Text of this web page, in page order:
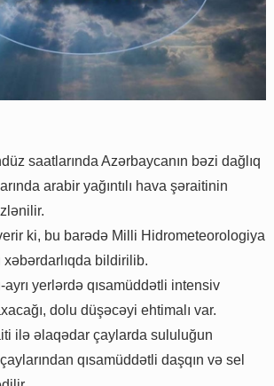
saatlarında Azərbaycanın bəzi dağlıq
arabir yağıntılı hava şəraitinin
ki, bu barədə Milli Hidrometeorologiya
xəbərdarlıqda bildirilib.
ayrı yerlərdə qısamüddətli intensiv
dolu düşəcəyi ehtimalı var.
ilə əlaqədar çaylarda sululuğun
qısamüddətli daşqın və sel